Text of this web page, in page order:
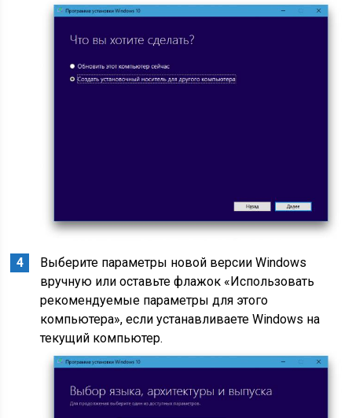
Выберите параметры новой версии Windows
вручную или оставьте флажок «Использовать
рекомендуемые параметры для этого
компьютера», если устанавливаете Windows на
текущий компьютер.